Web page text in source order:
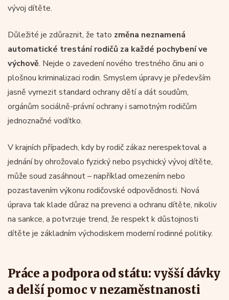
vývoj dítěte.
Důležité je zdůraznit, že tato změna neznamená
automatické trestání rodičů za každé pochybení ve
výchově. Nejde o zavedení nového trestného činu ani o
plošnou kriminalizaci rodin. Smyslem úpravy je především
jasně vymezit standard ochrany dětí a dát soudům,
orgánům sociálně-právní ochrany i samotným rodičům
jednoznačné vodítko.
V krajních případech, kdy by rodič zákaz nerespektoval a
jednání by ohrožovalo fyzický nebo psychický vývoj dítěte,
může soud zasáhnout – například omezením nebo
pozastavením výkonu rodičovské odpovědnosti. Nová
úprava tak klade důraz na prevenci a ochranu dítěte, nikoliv
na sankce, a potvrzuje trend, že respekt k důstojnosti
dítěte je základním východiskem moderní rodinné politiky.
Práce a podpora od státu: vyšší dávky
a delší pomoc v nezaměstnanosti